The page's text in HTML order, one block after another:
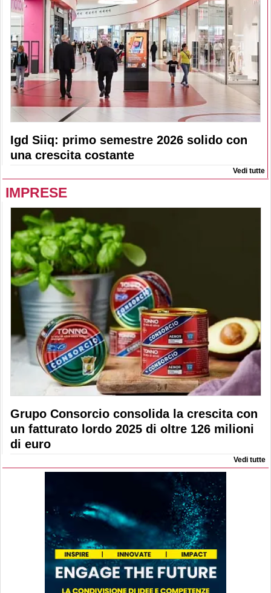
Igd Siiq: primo semestre 2026 solido con
una crescita costante
Vedi tutte
IMPRESE
Grupo Consorcio consolida la crescita con
un fatturato lordo 2025 di oltre 126 milioni
di euro
Vedi tutte